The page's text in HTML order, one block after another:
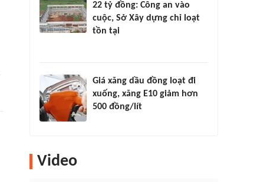
22 tỷ đồng: Công an vào
cuộc, Sở Xây dựng chỉ loạt
tồn tại
Giá xăng dầu đồng loạt đi
xuống, xăng E10 giảm hơn
500 đồng/lít
Video